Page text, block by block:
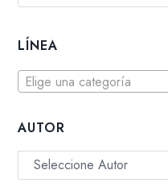
LÍNEA
Elige una categoría
AUTOR